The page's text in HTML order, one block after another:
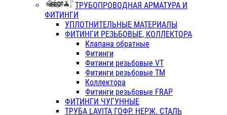
ТРУБОПРОВОДНАЯ АРМАТУРА И
ФИТИНГИ
УПЛОТНИТЕЛЬНЫЕ МАТЕРИАЛЫ
ФИТИНГИ РЕЗЬБОВЫЕ, КОЛЛЕКТОРА
Клапана обратные
Фитинги
Фитинги резьбовые VT
Фитинги резьбовые ТМ
Коллектора
Фитинги резьбовые FRAP
ФИТИНГИ ЧУГУННЫЕ
ТРУБА LAVITA ГОФР. НЕРЖ. СТАЛЬ